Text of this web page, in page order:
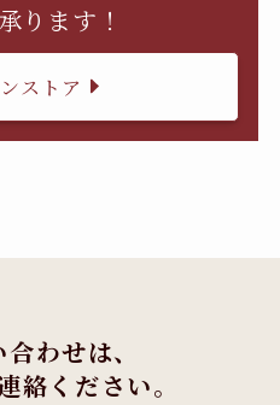
ります！
ストア
わせは、
絡ください。